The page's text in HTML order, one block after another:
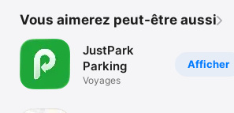
Vous aimerez peut-être aussi
Afficher
JustPark
Parking
Voyages